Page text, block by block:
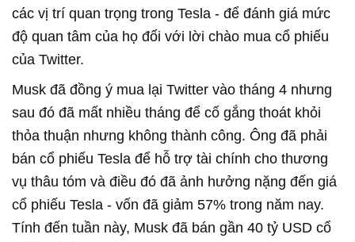
các vị trí quan trọng trong Tesla - để đánh giá mức
độ quan tâm của họ đối với lời chào mua cổ phiếu
của Twitter.
Musk đã đồng ý mua lại Twitter vào tháng 4 nhưng
sau đó đã mất nhiều tháng để cố gắng thoát khỏi
thỏa thuận nhưng không thành công. Ông đã phải
bán cổ phiếu Tesla để hỗ trợ tài chính cho thương
vụ thâu tóm và điều đó đã ảnh hưởng nặng đến giá
cổ phiếu Tesla - vốn đã giảm 57% trong năm nay.
Tính đến tuần này, Musk đã bán gần 40 tỷ USD cổ